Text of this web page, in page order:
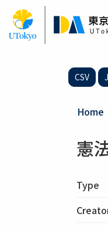
Skip
main
content
CSV
Home
憲
Type